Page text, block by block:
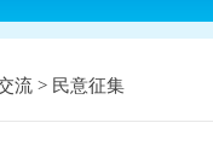
流 > 民意征集